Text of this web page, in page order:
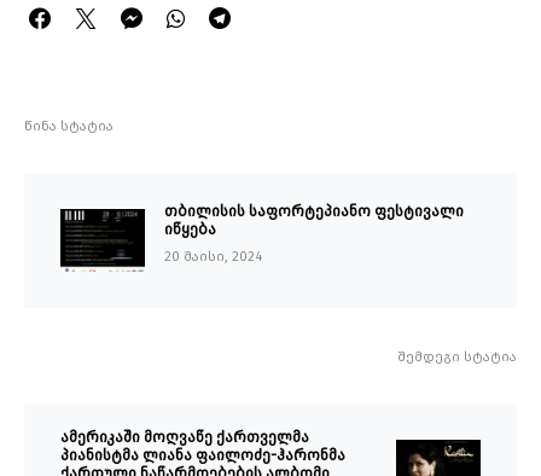
წინა სტატია
თბილისის საფორტეპიანო ფესტივალი
იწყება
20 მაისი, 2024
შემდეგი სტატია
ამერიკაში მოღვაწე ქართველმა
პიანისტმა ლიანა ფაილოძე-ჰარონმა